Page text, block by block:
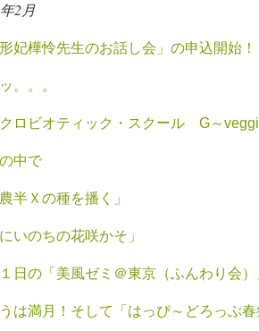
2月
形妃樺怜先生のお話し会」の申込開始！
。。。
クロビオティック・スクール G～
中で
農半Ｘの種を播く」
にいのちの花咲かそ」
日の「美風ゼミ＠東京（ふんわり会
は満月！そして「はっぴ～どろっぷ